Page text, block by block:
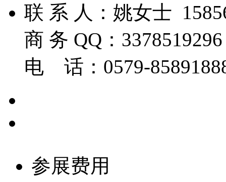
联 系 人：姚女士
商 务 QQ：
电 话：0579-
参展费用